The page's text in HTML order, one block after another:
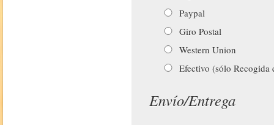
Paypal
Giro Postal
Western Union
Efectivo (sólo Recogida
Envío/Entrega